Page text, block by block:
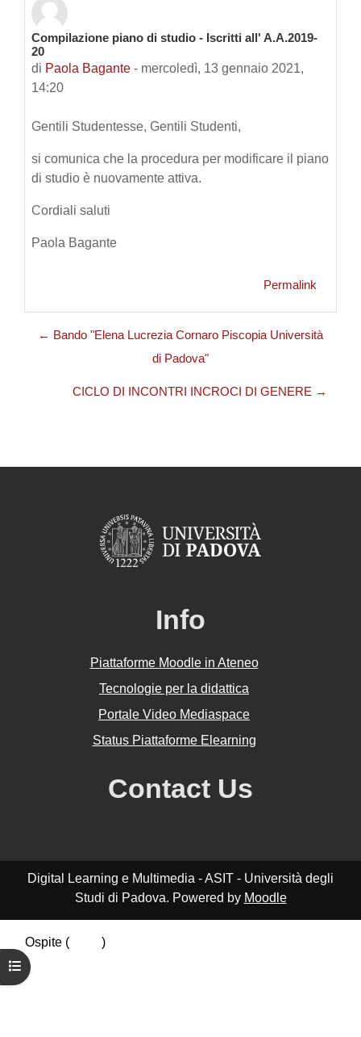
Apri indice del corso
Compilazione piano di studio - Iscritti all' A.A.2019-
20
di Paola Bagante - mercoledì, 13 gennaio 2021,
14:20
Numero di risposte: 0
Gentili Studentesse, Gentili Studenti,
si comunica che la procedura per modificare il piano
di studio è nuovamente attiva.
Cordiali saluti
Paola Bagante
Permalink
← Bando "Elena Lucrezia Cornaro Piscopia Università
di Padova"
CICLO DI INCONTRI INCROCI DI GENERE →
Info
Piattaforme Moodle in Ateneo
Tecnologie per la didattica
Portale Video Mediaspace
Status Piattaforme Elearning
Contact Us
Digital Learning e Multimedia - ASIT - Università degli
Studi di Padova. Powered by Moodle
Ospite (
)
Riepilogo della conservazione dei dati
Politiche